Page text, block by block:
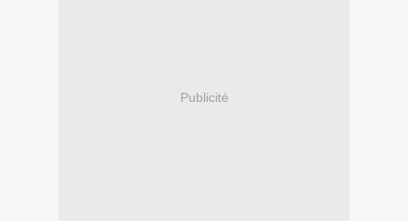
Publicité